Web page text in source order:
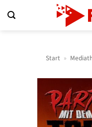
Inhalt
Start »